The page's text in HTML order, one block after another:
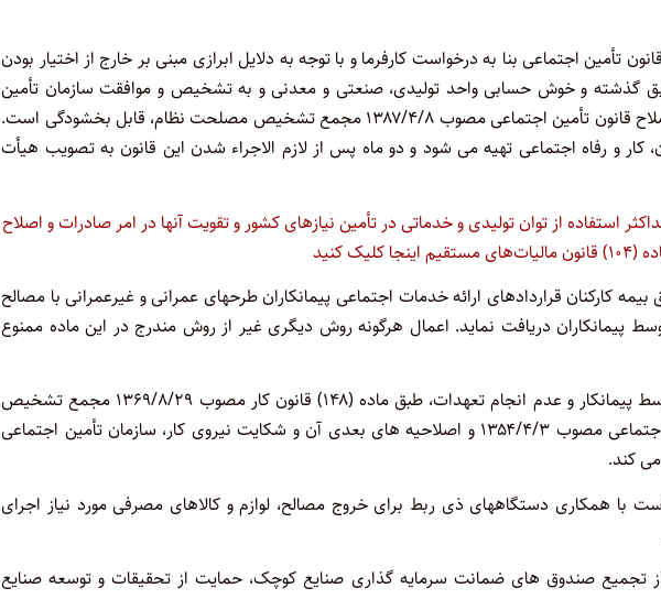
تأمین اجتماعی بنا به درخواست کارفرما و با توجه به دلایل ابرازی مبنی بر خارج از اختیار بودن
گذشته و خوش حسابی واحد تولیدی، صنعتی و معدنی و به تشخیص و موافقت سازمان تأمین
اجتماعی براساس بندهای ذیل ماده (۲) قانون اصلاح قانون تأمین اجتماعی مصوب ۱۳۸۷/۴/۸ مجمع تشخیص مصلحت نظام، قابل بخشودگی است.
کار و رفاه اجتماعی تهیه می شود و دو ماه پس از لازم الاجراء شدن این قانون به تصویب هیأت
اجرایی ماده (۱۳) قانون حداکثر استفاده از توان تولیدی و خدماتی در تأمین نیازهای کشور و تقویت آنها در امر صادرات و اصلاح
مستقیم اینجا کلیک کنید
کارکنان قراردادهای ارائه خدمات اجتماعی پیمانکاران طرحهای عمرانی و غیرعمرانی با مصالح
پیمانکاران دریافت نماید. اعمال هرگونه روش دیگری غیر از روش مندرج در این ماده ممنوع
تبصره – در صورت عدم ارسال دقیق فهرست توسط پیمانکار و عدم انجام تعهدات، طبق ماده (۱۴۸) قانون کار مصوب ۱۳۶۹/۸/۲۹ مجمع تشخیص
مصلحت نظام و مواد (۲۸) و (۲۹) قانون تأمین اجتماعی مصوب ۱۳۵۴/۴/۳ و اصلاحیه های بعدی آن و شکایت نیروی کار، سازمان تأمین اجتماعی
می کند.
با همکاری دستگاههای ذی ربط برای خروج مصالح، لوازم و کالاهای مصرفی مورد نیاز اجرای
تجمیع صندوق های ضمانت سرمایه گذاری صنایع کوچک، حمایت از تحقیقات و توسعه صنایع